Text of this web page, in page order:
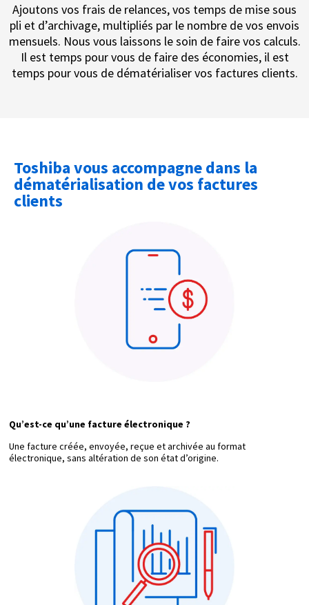
Ajoutons vos frais de relances, vos temps de mise sous
pli et d’archivage, multipliés par le nombre de vos envois
mensuels. Nous vous laissons le soin de faire vos calculs.
Il est temps pour vous de faire des économies, il est
temps pour vous de dématérialiser vos factures clients.
Toshiba vous accompagne dans la
dématérialisation de vos factures
clients
Qu’est-ce qu’une facture électronique ?
Une facture créée, envoyée, reçue et archivée au format
électronique, sans altération de son état d’origine.